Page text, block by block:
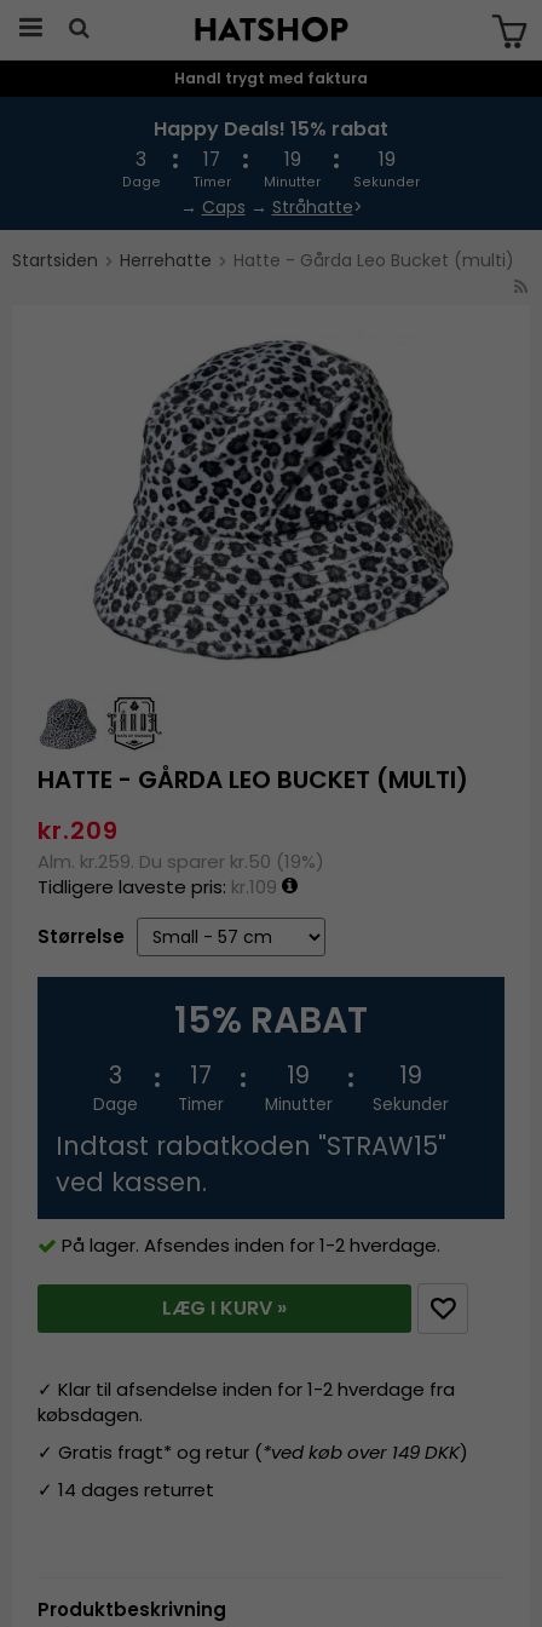
Produktet er blevet tilføjet til din
Handl trygt med faktura
Happy Deals! 15% rabat
3
Dage
17
Timer
19
Minutter
19
Sekunder
→ Caps → Stråhatte>
Startsiden Herrehatte Hatte - Gårda Leo Bucket (multi)
HATTE - GÅRDA LEO BUCKET (MULTI)
kr.209
Alm. kr.259. Du sparer kr.50 (19%)
Tidligere laveste pris: kr.109
Størrelse
15% RABAT
3
Dage
17
Timer
19
Minutter
19
Sekunder
Indtast rabatkoden "STRAW15"
ved kassen.
På lager. Afsendes inden for 1-2 hverdage.
LÆG I KURV »
✓ Klar til afsendelse inden for 1-2 hverdage fra
købsdagen.
✓ Gratis fragt* og retur (*ved køb over 149 DKK)
✓ 14 dages returret
Produktbeskrivning